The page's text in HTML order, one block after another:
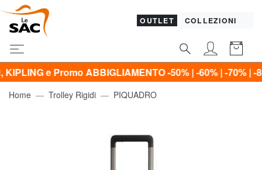
OUTLET COLLEZIONI
ABBIGLIAMENTO -50% | -60% | -70% | -80%*
Home Trolley Rigidi PIQUADRO